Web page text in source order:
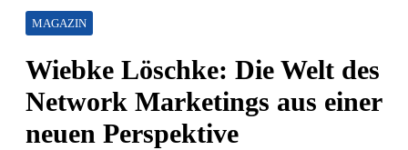
MAGAZIN
Wiebke Löschke: Die Welt des
Network Marketings aus einer
neuen Perspektive